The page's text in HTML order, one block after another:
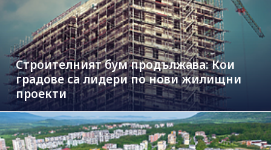
Строителният бум продължава: Кои
градове са лидери по нови жилищни
проекти